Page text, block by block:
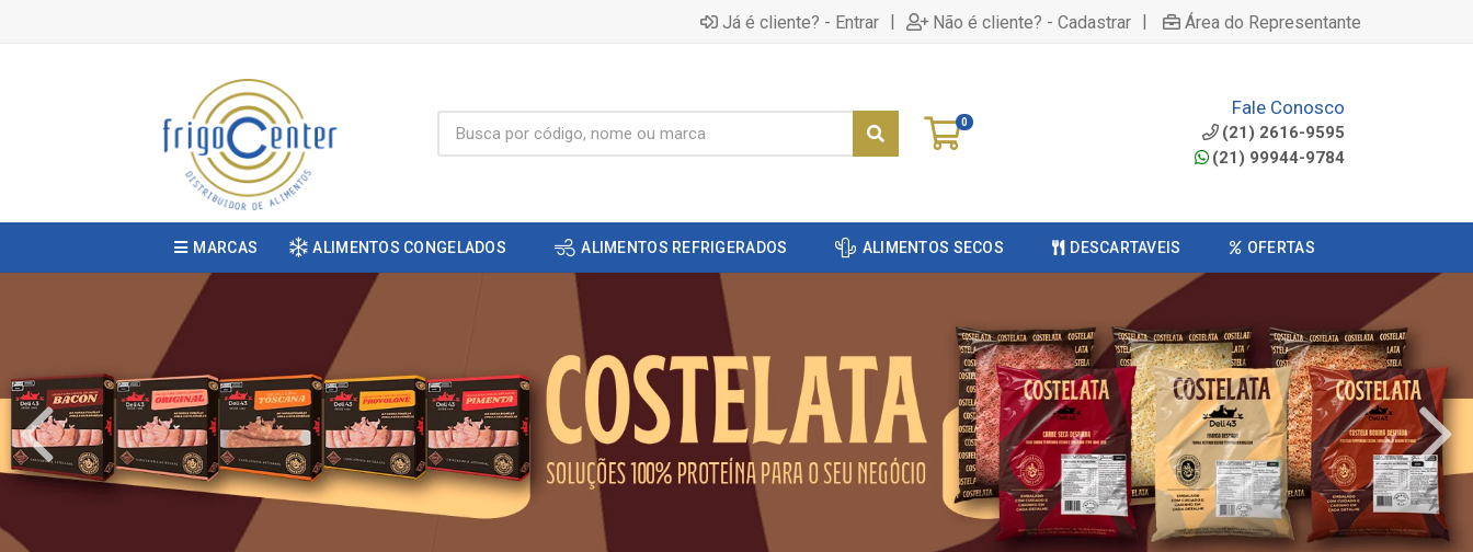
Já é cliente? - Entrar | Não é cliente? - Cadastrar | Área do Representante
0
Fale Conosco
(21) 2616-9595
(21) 99944-9784
MARCAS ALIMENTOS CONGELADOS ALIMENTOS REFRIGERADOS ALIMENTOS SECOS DESCARTAVEIS OFERTAS